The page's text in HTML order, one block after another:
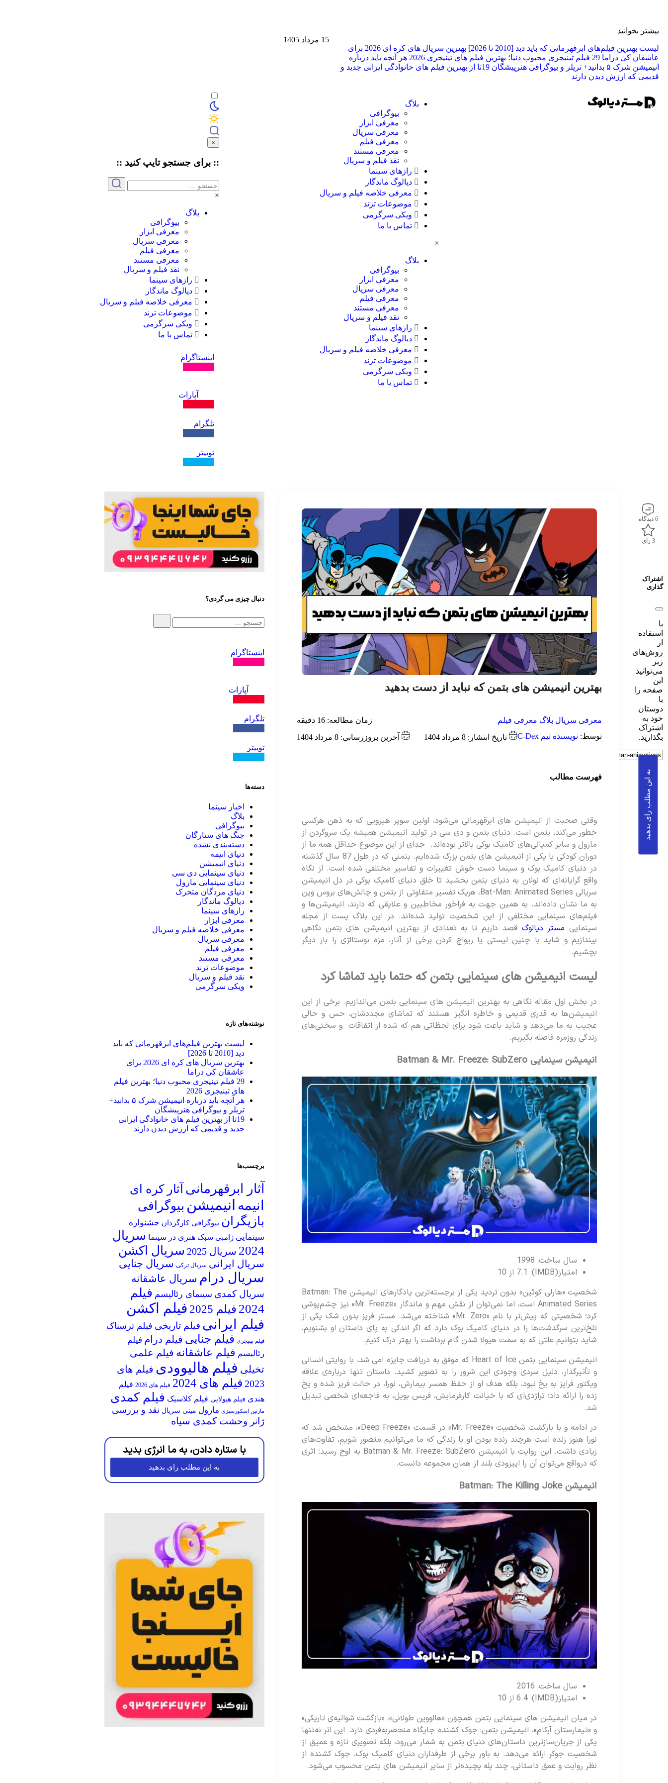
بیشتر بخوانید
لیست بهترین فیلم‌های ابرقهرمانی که باید دید [2010 تا 2026]
بهترین سریال های کره ای 2026 برای
عاشقان کی دراما 29 فیلم تینیجری محبوب دنیا؛ بهترین فیلم‌ های تینیجری 2026
هر آنچه باید درباره
انیمیشن شرک ۵ بدانید+ تریلر و بیوگرافی هنرپیشگان
19تا از بهترین فیلم های خانوادگی ایرانی جدید و
قدیمی که ارزش دیدن دارند
15 مرداد 1405
بلاگ
بیوگرافی
معرفی ابزار
معرفی سریال
معرفی فیلم
معرفی مستند
نقد فیلم و سریال
رازهای سینما
دیالوگ ماندگار
معرفی خلاصه فیلم و سریال
موضوعات ترند
ویکی سرگرمی
تماس با ما
×
بلاگ
بیوگرافی
معرفی ابزار
معرفی سریال
معرفی فیلم
معرفی مستند
نقد فیلم و سریال
رازهای سینما
دیالوگ ماندگار
معرفی خلاصه فیلم و سریال
موضوعات ترند
ویکی سرگرمی
تماس با ما
×
:: برای جستجو تایپکنید ::
×
بلاگ
بیوگرافی
معرفی ابزار
معرفی سریال
معرفی فیلم
معرفی مستند
نقد فیلم و سریال
رازهای سینما
دیالوگ ماندگار
معرفی خلاصه فیلم و سریال
موضوعات ترند
ویکی سرگرمی
تماس با ما
اینستاگرام
آپارات
تلگرام
توییتر
6 دیدگاه
3 رای
اشتراک
گذاری
با
استفاده
از
روش‌های
زیر
می‌توانید
این
صفحه را
با
دوستان
خود به
اشتراک
بگذارید.
به این مطلب رای بدهید
بهترین انیمیشن های بتمن که نباید از دست بدهید
معرفی سریال بلاگ معرفی فیلم زمان مطالعه: 16 دقیقه
توسط: نویسنده تیم C-Dex تاریخ انتشار: 8 مرداد 1404 آخرین بروزرسانی: 8 مرداد 1404
فهرست مطالب
وقتی صحبت از انیمیشن های ابرقهرمانی می‌شود، اولین سوپر هیرویی که به ذهن هرکسی
خطور می‌کند، بتمن است. دنیای بتمن و دی سی در تولید انیمیشن همیشه یک سروگردن از
مارول و سایر کمپانی‌های کامیک بوکی بالاتر بوده‌اند. جدای از این موضوع حداقل همه ما از
دوران کودکی با یکی از انیمیشن های بتمن بزرگ شده‌ایم. بتمنی که در طول 87 سال گذشته
در دنیای کامیک بوک و سینما دست خوش تغییرات و تفاسیر مختلفی شده است. از نگاه
واقع گرایانه‌ای که نولان به دنیای بتمن بخشید تا خلق دنیای کامیک بوکی در دل انیمیشن
سریالی Bat-Man: Animated Series، هریک تفسیر متفاوتی از بتمن و چالش‌های بروس وین
به ما نشان داده‌اند. به همین جهت به فراخور مخاطبین و علایقی که دارند، انیمیشن‌ها و
فیلم‌های سینمایی مختلفی از این شخصیت تولید شده‌اند. در این بلاگ پست از مجله
سینمایی مستر دیالوگ قصد داریم تا به تعدادی از بهترین انیمیشن های بتمن نگاهی
بیندازیم و شاید با چنین لیستی یا ریواچ کردن برخی از آثار، مزه نوستالژی را بار دیگر
بچشیم.
لیست انیمیشن های سینمایی بتمن که حتما باید تماشا کرد
در بخش اول مقاله نگاهی به بهترین انیمیشن های سینمایی بتمن می‌اندازیم. برخی از این
انیمیشن‌ها به قدری قدیمی و خاطره انگیز هستند که تماشای مجددشان، حس و حالی
عجیب به ما می‌دهد و شاید باعث شود برای لحظاتی هم که شده از اتفاقات و سختی‌های
زندگی روزمره فاصله بگیریم.
انیمیشن سینمایی Batman & Mr. Freeze: SubZero
سال ساخت: 1998
امتیاز(IMDB): 7.1 از 10
شخصیت «هارلی کوئین» بدون تردید یکی از برجسته‌ترین یادگارهای انیمیشن Batman: The
Animated Series است، اما نمی‌توان از نقش مهم و ماندگار «Mr. Freeze» نیز چشم‌پوشی
کرد؛ شخصیتی که پیش‌تر با نام «Mr. Zero» شناخته می‌شد. مستر فریز بدون شک یکی از
تلخ‌ترین سرگذشت‌ها را در دنیای کامیک بوک دارد که اگر اندکی به پای داستان او بشنویم،
شاید بتوانیم علتی که به سمت هیولا شدن گام برداشت را بهتر درک کنیم.
انیمیشن سینمایی بتمن Heart of Ice که موفق به دریافت جایزه امی شد، با روایتی انسانی
و تأثیرگذار، دلیل سردی وجودی این شرور را به تصویر کشید. داستان تنها درباره‌ی علاقه‌
ویکتور فرایز به یخ نبود، بلکه هدف او از حفظ همسر بیمارش، نورا، در حالت فریز شده و یخ
زده را ارائه داد؛ تراژدی‌ای که با خیانت کارفرمایش، فریس بویل، به فاجعه‌ای شخصی تبدیل
شد.
در ادامه و با بازگشت شخصیت «Mr. Freeze» در قسمت «Deep Freeze»، مشخص شد که
نورا هنوز زنده است هرچند زنده بودن او با زندگی که ما می‌توانیم متصور شویم، تفاوت‌های
زیادی داشت. این روایت با انیمیشن Batman & Mr. Freeze: SubZero به اوج رسید؛ اثری
که درواقع می‌توان آن را اپیزودی بلند از همان مجموعه دانست.
انیمیشن Batman: The Killing Joke
سال ساخت: 2016
امتیاز(IMDB): 6.4 از 10
در میان انیمیشن های سینمایی بتمن همچون «هالووین طولانی»، «بازگشت شوالیه‌ی تاریکی»
و «تیمارستان آرکام»، انیمیشن بتمن: جوک کشنده جایگاه منحصربه‌فردی دارد. این اثر نه‌تنها
یکی از جریان‌سازترین داستان‌های دنیای بتمن به شمار می‌رود، بلکه تصویری تازه و عمیق از
شخصیت جوکر ارائه می‌دهد. به باور برخی از طرفداران دنیای کامیک بوک، جوک کشنده از
نظر روایت و عمق داستانی، چند پله پچیده‌تر از سایر انیمیشن های بتمن محسوب می‌شود.
دنبال چیزی می گردی؟
اینستاگرام
آپارات
تلگرام
توییتر
دسته‌ها
اخبار سینما
بلاگ
بیوگرافی
جنگ های ستارگان
دسته‌بندی نشده
دنیای انیمه
دنیای انیمیشن
دنیای سینمایی دی‌ سی
دنیای سینمایی مارول
دنیای مردگان متحرک
دیالوگ ماندگار
رازهای سینما
معرفی ابزار
معرفی خلاصه فیلم و سریال
معرفی سریال
معرفی فیلم
معرفی مستند
موضوعات ترند
نقد فیلم و سریال
ویکی سرگرمی
نوشته‌های تازه
لیست بهترین فیلم‌های ابرقهرمانی که باید
دید [2010 تا 2026]
بهترین سریال های کره ای 2026 برای
عاشقان کی دراما
29 فیلم تینیجری محبوب دنیا؛ بهترین فیلم‌
های تینیجری 2026
هر آنچه باید درباره انیمیشن شرک ۵ بدانید+
تریلر و بیوگرافی هنرپیشگان
19تا از بهترین فیلم های خانوادگی ایرانی
جدید و قدیمی که ارزش دیدن دارند
برچسب‌ها
آثار ابرقهرمانی آثار کره ای
انیمه انیمیشن بیوگرافی
بازیگران بیوگرافی کارگردان جشنواره
سینمایی زامبی سبک هنری در سینما سریال
2024 سریال 2025 سریال اکشن
سریال ایرانی سریال ترکی سریال جنایی
سریال درام سریال عاشقانه
سریال کمدی سینمای رئالیسم فیلم
2024 فیلم 2025 فیلم اکشن
فیلم ایرانی فیلم تاریخی فیلم ترسناک
فیلم تینیجری فیلم جنایی فیلم درام فیلم
رئالیسم فیلم عاشقانه فیلم علمی
تخیلی فیلم هالیوودی فیلم های
2023 فیلم های 2024 فیلم های 2026
فیلم
هندی فیلم هیولایی فیلم کلاسیک فیلم کمدی
مارتین اسکورسیزی مارول مینی سریال نقد و بررسی
ژانر وحشت کمدی سیاه
با ستاره دادن، به ما انرژی بدید
به این مطلب رای بدهید